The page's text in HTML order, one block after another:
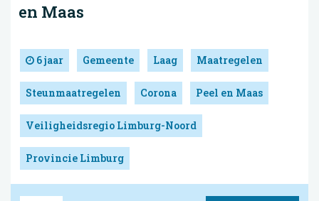
en Maas
6 jaar Gemeente Laag Maatregelen
Steunmaatregelen Corona Peel en Maas
Veiligheidsregio Limburg-Noord
Provincie Limburg